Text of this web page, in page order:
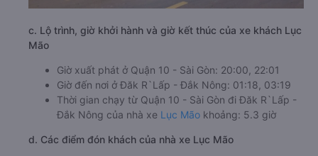
c. Lộ trình, giờ khởi hành và giờ kết thúc của xe khách Lục
Mão
Giờ xuất phát ở Quận 10 - Sài Gòn: 20:00, 22:01
Giờ đến nơi ở Đăk R`Lấp - Đắk Nông: 01:18, 03:19
Thời gian chạy từ Quận 10 - Sài Gòn đi Đăk R`Lấp -
Đắk Nông của nhà xe Lục Mão khoảng: 5.3 giờ
d. Các điểm đón khách của nhà xe Lục Mão